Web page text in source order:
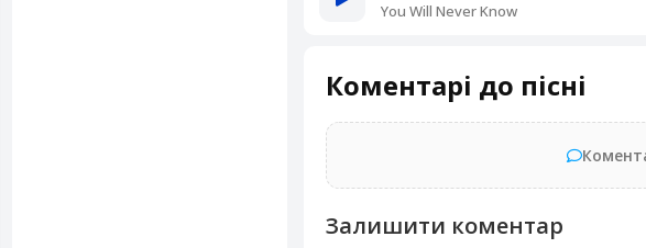
You Will Never Know
Коментарі до пісні
Залишити коментар